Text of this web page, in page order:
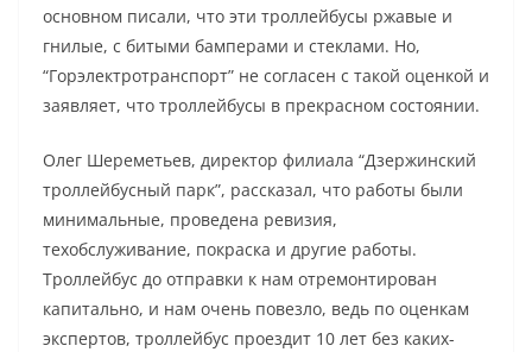
основном писали, что эти троллейбусы ржавые и
гнилые, с битыми бамперами и стеклами. Но,
“Горэлектротранспорт” не согласен с такой оценкой и
заявляет, что троллейбусы в прекрасном состоянии.
Олег Шереметьев, директор филиала “Дзержинский
троллейбусный парк”, рассказал, что работы были
минимальные, проведена ревизия,
техобслуживание, покраска и другие работы.
Троллейбус до отправки к нам отремонтирован
капитально, и нам очень повезло, ведь по оценкам
экспертов, троллейбус проездит 10 лет без каких-